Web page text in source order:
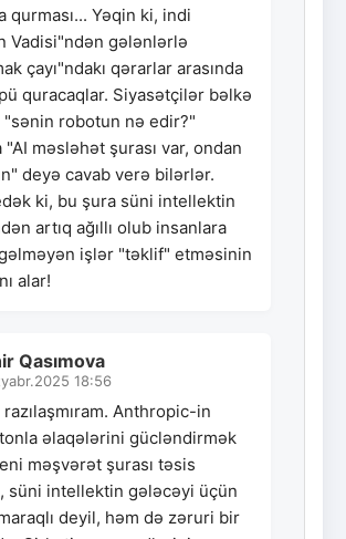
qurması... Yəqin ki, indi
Vadisi"ndən gələnlərlə
çayı"ndakı qərarlar arasında
quracaqlar. Siyasətçilər bəlkə
robotun nə edir?"
"AI məsləhət şurası var, ondan
deyə cavab verə bilərlər.
ki, bu şura süni intellektin
artıq ağıllı olub insanlara
işlər "təklif" etməsinin
alar!
Qasımova
18:56
Anthropic-in
əlaqələrini gücləndirmək
məşvərət şurası təsis
süni intellektin gələcəyi üçün
deyil, həm də zəruri bir